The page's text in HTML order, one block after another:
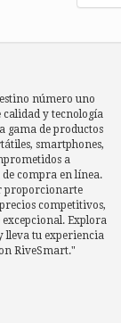
número uno
calidad y tecnología
gama de productos
smartphones,
a
compra en línea.
proporcionarte
competitivos,
Explora
lleva tu experiencia
RiveSmart."